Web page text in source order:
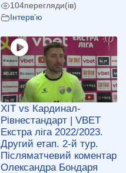
104перегляди(ів)
Інтерв’ю
ХІТ vs Кардинал-
Рівнестандарт | VBET
Екстра ліга 2022/2023.
Другий етап. 2-й тур.
Післяматчевий коментар
Олександра Бондаря